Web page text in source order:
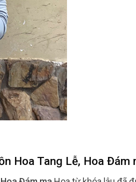
Hoa Tang Lễ, Hoa Đám